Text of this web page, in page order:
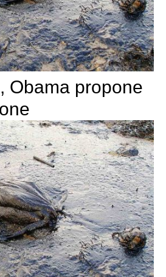
Obama propone